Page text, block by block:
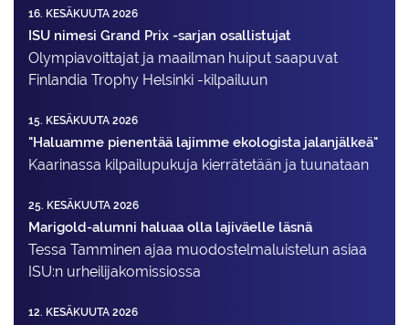
16. KESÄKUUTA 2026
ISU nimesi Grand Prix -sarjan osallistujat
Olympiavoittajat ja maailman huiput saapuvat
Finlandia Trophy Helsinki -kilpailuun
15. KESÄKUUTA 2026
"Haluamme pienentää lajimme ekologista jalanjälkeä"
Kaarinassa kilpailupukuja kierrätetään ja tuunataan
25. KESÄKUUTA 2026
Marigold-alumni haluaa olla lajiväelle läsnä
Tessa Tamminen ajaa muodostelma­luistelun asiaa
ISU:n urheilija­komissiossa
12. KESÄKUUTA 2026